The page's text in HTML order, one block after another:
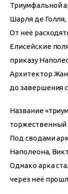
Триумфальной
Шарля де
От неё
Елисейские
приказу
Архитектор
до завершения
Название
торжественный
Под сводами
Наполеона,
Однако арка
через неё